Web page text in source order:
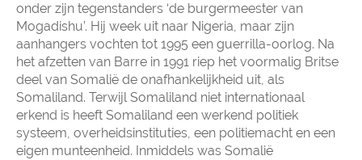
onder zijn tegenstanders ‘de burgermeester van
Mogadishu’. Hij week uit naar Nigeria, maar zijn
aanhangers vochten tot 1995 een guerrilla-oorlog. Na
het afzetten van Barre in 1991 riep het voormalig Britse
deel van Somalië de onafhankelijkheid uit, als
Somaliland. Terwijl Somaliland niet internationaal
erkend is heeft Somaliland een werkend politiek
systeem, overheidsinstituties, een politiemacht en een
eigen munteenheid. Inmiddels was Somalië